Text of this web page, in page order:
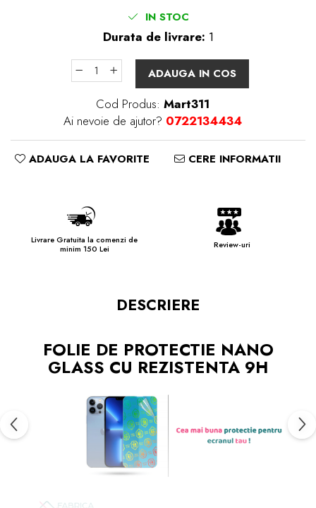
IN STOC
Durata de livrare: 1
ADAUGA IN COS
Cod Produs: Mart311
Ai nevoie de ajutor? 0722134434
ADAUGA LA FAVORITE CERE INFORMATII
Livrare Gratuita la comenzi de
minim 150 Lei
Review-uri
DESCRIERE
FOLIE DE PROTECTIE NANO
GLASS CU REZISTENTA 9H